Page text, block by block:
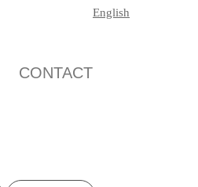
CONTACT
English